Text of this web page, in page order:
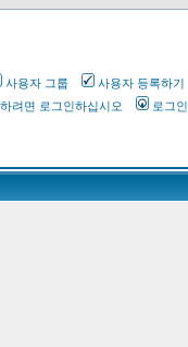
사용자 그룹
사용자 등록하기
려면 로그인하십시오 로그인